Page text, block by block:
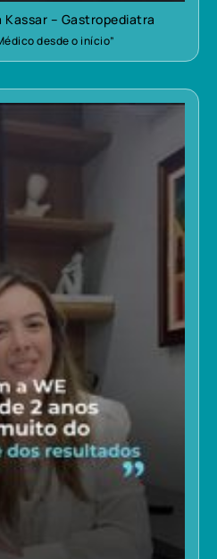
Kassar – Gastropediatra
desde o início”